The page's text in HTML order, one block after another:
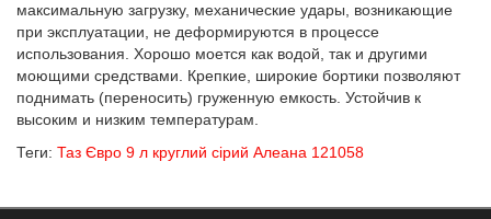
максимальную загрузку, механические удары, возникающие
при эксплуатации, не деформируются в процессе
использования. Хорошо моется как водой, так и другими
моющими средствами. Крепкие, широкие бортики позволяют
поднимать (переносить) груженную емкость. Устойчив к
высоким и низким температурам.
Теги: Таз Євро 9 л круглий сірий Алеана 121058